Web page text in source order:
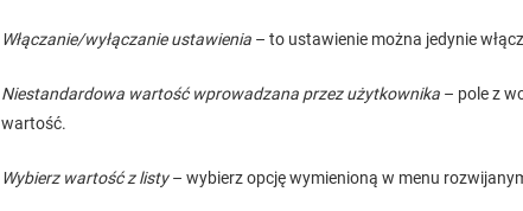
Włączanie/wyłączanie ustawienia – to ustawienie można jedynie
Niestandardowa wartość wprowadzana przez użytkownika – pole z
wartość.
Wybierz wartość z listy– wybierz opcję wymienioną w menu